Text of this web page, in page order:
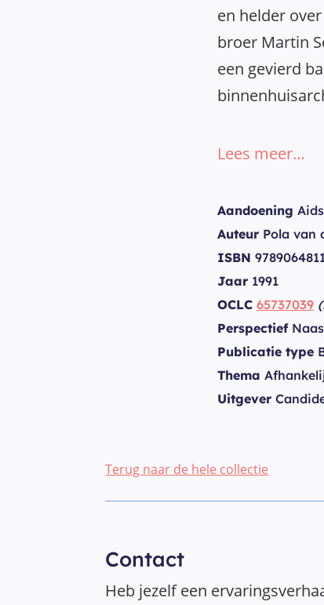
en helder
broer Martin
een gevierd
Lees meer…
Aandoening Aids
Auteur Pola van
ISBN
Jaar 1991
OCLC 65737039
Perspectief
Publicatie type
Thema
Uitgever
Terug naar de hele collectie
Contact
Heb jezelf een